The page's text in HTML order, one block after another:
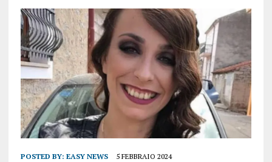
POSTED BY: EASY NEWS 5 FEBBRAIO 2024